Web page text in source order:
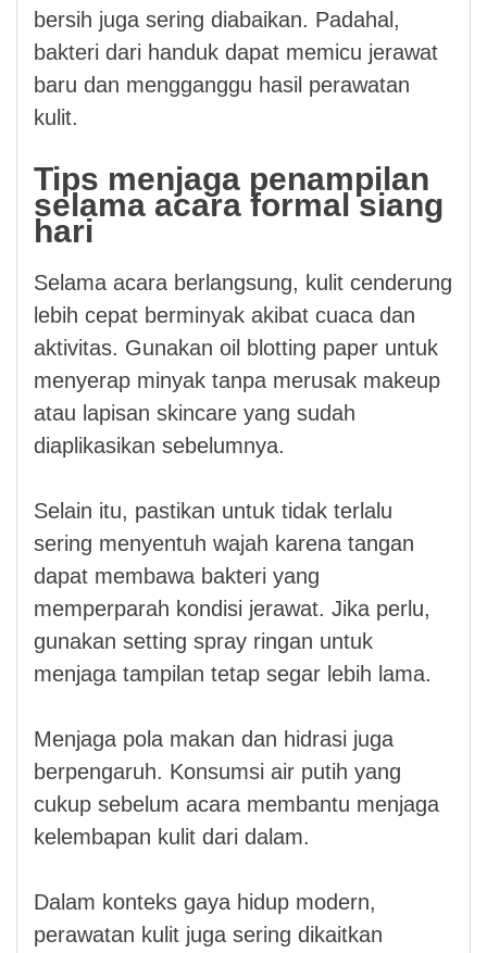
bersih juga sering diabaikan. Padahal,
bakteri dari handuk dapat memicu jerawat
baru dan mengganggu hasil perawatan
kulit.
Tips menjaga penampilan
selama acara formal siang
hari
Selama acara berlangsung, kulit cenderung
lebih cepat berminyak akibat cuaca dan
aktivitas. Gunakan oil blotting paper untuk
menyerap minyak tanpa merusak makeup
atau lapisan skincare yang sudah
diaplikasikan sebelumnya.
Selain itu, pastikan untuk tidak terlalu
sering menyentuh wajah karena tangan
dapat membawa bakteri yang
memperparah kondisi jerawat. Jika perlu,
gunakan setting spray ringan untuk
menjaga tampilan tetap segar lebih lama.
Menjaga pola makan dan hidrasi juga
berpengaruh. Konsumsi air putih yang
cukup sebelum acara membantu menjaga
kelembapan kulit dari dalam.
Dalam konteks gaya hidup modern,
perawatan kulit juga sering dikaitkan